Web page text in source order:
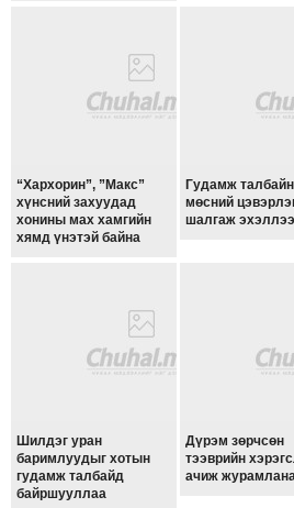
ДЭЛБЭРСЭН
ОСЛЫН
СОНГУУЛИЙН
ЭРГЭН
“Хархорин”, ”Макс”
хүнсний захуудад
хонины мах хамгийн
хямд үнэтэй байна
Гудамж
мөсний
шалгаж эхэллээ
Шилдэг уран
баримлуудыг хотын
гудамж талбайд
байршууллаа
Дүрэм зөрчсөн
тээврийн
ачиж